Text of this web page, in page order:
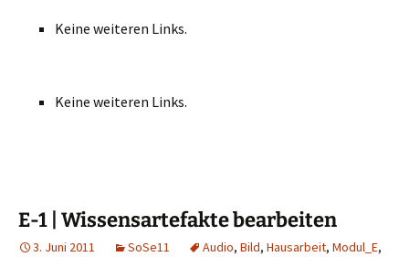
Keine weiteren Links.
Keine weiteren Links.
E-1 | Wissensartefakte bearbeiten
3. Juni 2011 SoSe11 Audio, Bild, Hausarbeit, Modul_E,